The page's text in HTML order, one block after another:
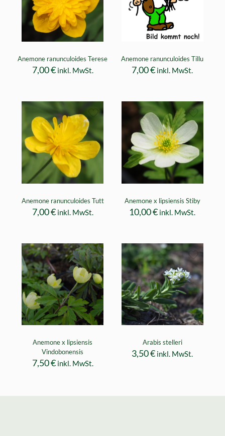
Anemone ranunculoides Terese
7,00€ inkl. MwSt.
Anemone ranunculoides Tillu
7,00€ inkl. MwSt.
Anemone ranunculoides Tutt
7,00€ inkl. MwSt.
Anemone x lipsiensis Stiby
10,00€ inkl. MwSt.
Anemone x lipsiensis
Vindobonensis
7,50€ inkl. MwSt.
Arabis stelleri
3,50€ inkl. MwSt.